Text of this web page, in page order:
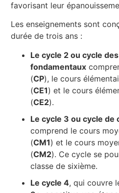
favorisant leur
Les enseignements sont
durée de trois ans :
Le cycle 2 ou cycle
fondamentaux
(CP), le cours
(CE1) et le cours
(CE2).
Le cycle 3 ou cycle de
comprend le cours
(CM1) et le cours
(CM2). Ce cycle se
classe de sixième.
Le cycle 4, qui couvre